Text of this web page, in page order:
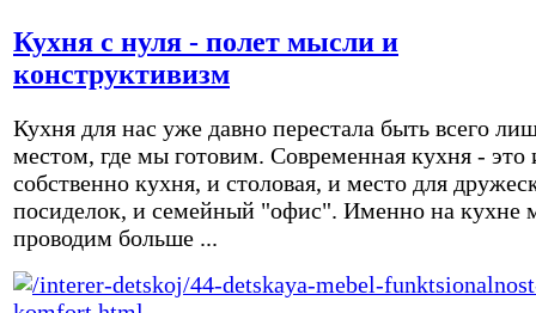
Кухня с нуля - полет мысли и
конструктивизм
Кухня для нас уже давно перестала быть всего
местом, где мы готовим. Современная кухня - это
собственно кухня, и столовая, и место для
посиделок, и семейный "офис". Именно на кухне
проводим больше ...